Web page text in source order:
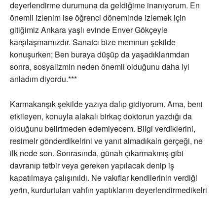
deyerlendirme durumuna da geldiğime inanıyorum. En
önemli izlenim ise öğrenci döneminde izlemek için
gitiğimiz Ankara yaşlı evinde Enver Gökçeyle
karşılaşmamızdır. Sanatcı bize memnun şekilde
konuşurken; Ben buraya düşüp da yaşadıklarımdan
sonra, sosyalizmin neden önemli olduğunu daha iyi
anladım diyordu.***
Karmakarışık şekilde yazıya dalıp gidiyorum. Ama, beni
etkileyen, konuyla alakalı birkaç doktorun yazdığı da
olduğunu belirtmeden edemiyecem. Bilgi verdiklerini,
resimelr gönderdikelrini ve yanıt almadıkalrı gerçeği, ne
ilk nede son. Sonrasında, günah çıkarmakmış gibi
davranıp tetbir veya gereken yapılacak denip iş
kapatılmaya çalışınıldı. Ne vakıflar kendilerinin verdiği
yerin, kurdurtulan vahfın yaptıklarını deyerlendirmedikelri